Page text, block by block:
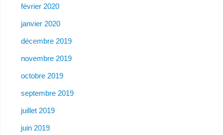
février 2020
janvier 2020
décembre 2019
novembre 2019
octobre 2019
septembre 2019
juillet 2019
juin 2019